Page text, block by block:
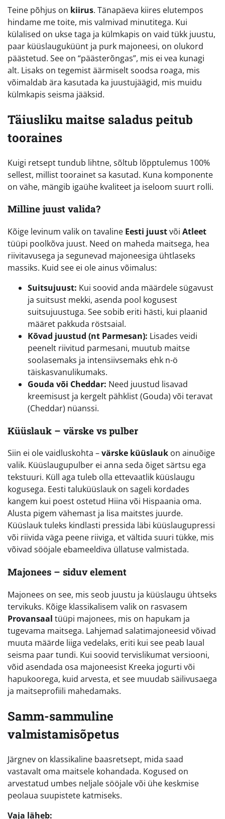
Teine põhjus on kiirus. Tänapäeva kiires elutempos
hindame me toite, mis valmivad minutitega. Kui
külalised on ukse taga ja külmkapis on vaid tükk juustu,
paar küüslauguküünt ja purk majoneesi, on olukord
päästetud. See on “päästerõngas”, mis ei vea kunagi
alt. Lisaks on tegemist äärmiselt soodsa roaga, mis
võimaldab ära kasutada ka juustujäägid, mis muidu
külmkapis seisma jääksid.
Täiusliku maitse saladus peitub
tooraines
Kuigi retsept tundub lihtne, sõltub lõpptulemus 100%
sellest, millist toorainet sa kasutad. Kuna komponente
on vähe, mängib igaühe kvaliteet ja iseloom suurt rolli.
Milline juust valida?
Kõige levinum valik on tavaline Eesti juustvõi Atleet
tüüpi poolkõva juust. Need on maheda maitsega, hea
riivitavusega ja segunevad majoneesiga ühtlaseks
massiks. Kuid see ei ole ainus võimalus:
Suitsujuust: Kui soovid anda määrdele sügavust
ja suitsust mekki, asenda pool kogusest
suitsujuustuga. See sobib eriti hästi, kui plaanid
määret pakkuda röstsaial.
Kõvad juustud (nt Parmesan): Lisades veidi
peenelt riivitud parmesani, muutub maitse
soolasemaks ja intensiivsemaks ehk n-ö
täiskasvanulikumaks.
Gouda või Cheddar: Need juustud lisavad
kreemisust ja kergelt pähklist (Gouda) või teravat
(Cheddar) nüanssi.
Küüslauk – värske vs pulber
Siin ei ole vaidluskohta –värske küüslauk on ainuõige
valik. Küüslaugupulber ei anna seda õiget särtsu ega
tekstuuri. Küll aga tuleb olla ettevaatlik küüslaugu
kogusega. Eesti taluküüslauk on sageli kordades
kangem kui poest ostetud Hiina või Hispaania oma.
Alusta pigem vähemast ja lisa maitstes juurde.
Küüslauk tuleks kindlasti pressida läbi küüslaugupressi
või riivida väga peene riiviga, et vältida suuri tükke, mis
võivad sööjale ebameeldiva üllatuse valmistada.
Majonees – siduv element
Majonees on see, mis seob juustu ja küüslaugu ühtseks
tervikuks. Kõige klassikalisem valik on rasvasem
Provansaal tüüpi majonees, mis on hapukam ja
tugevama maitsega. Lahjemad salatimajoneesid võivad
muuta määrde liiga vedelaks, eriti kui see peab laual
seisma paar tundi. Kui soovid tervislikumat versiooni,
võid asendada osa majoneesist Kreeka jogurti või
hapukoorega, kuid arvesta, et see muudab säilivusaega
ja maitseprofiili mahedamaks.
Samm-sammuline
valmistamisõpetus
Järgnev on klassikaline baasretsept, mida saad
vastavalt oma maitsele kohandada. Kogused on
arvestatud umbes neljale sööjale või ühe keskmise
peolaua suupistete katmiseks.
Vaja läheb: